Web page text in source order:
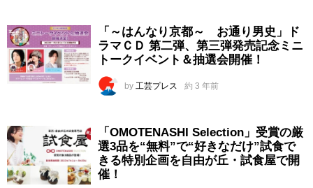
「～はんなり京都～ お通り男史」ド
ラマＣＤ 第二弾、第三弾発売記念ミニ
トークイベント＆抽選会開催！
by 工芸プレス 約 3 年前
「OMOTENASHI Selection」受賞の厳
選3品を“無料”で“好きなだけ”試食で
きる特別企画を自由が丘・試食屋で開
催！